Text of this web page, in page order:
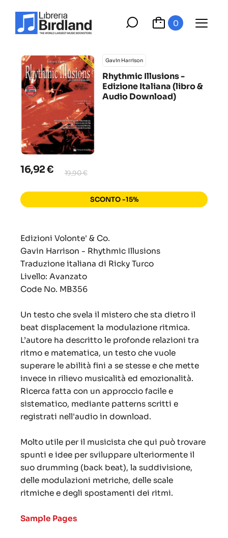
0
Gavin Harrison
Rhythmic Illusions -
Edizione Italiana (libro &
Audio Download)
16,92 € 19,90 €
SCONTO -15%
Edizioni Volonte' & Co.
Gavin Harrison - Rhythmic Illusions
Traduzione italiana di Ricky Turco
Livello: Avanzato
Code No. MB356
Un testo che svela il mistero che sta dietro il
beat displacement la modulazione ritmica.
L’autore ha descritto le profonde relazioni tra
ritmo e matematica, un testo che vuole
superare le abilità fini a se stesse e che mette
invece in rilievo musicalità ed emozionalità.
Ricerca fatta con un approccio facile e
sistematico, mediante patterns scritti e
registrati nell'audio in download.
Molto utile per il musicista che qui può trovare
spunti e idee per sviluppare ulteriormente il
suo drumming (back beat), la suddivisione,
delle modulazioni metriche, delle scale
ritmiche e degli spostamenti dei ritmi.
Sample Pages